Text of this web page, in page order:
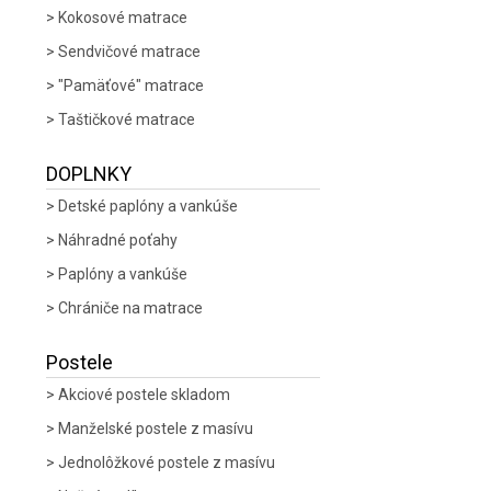
Kokosové matrace
Sendvičové matrace
"Pamäťové" matrace
Taštičkové matrace
DOPLNKY
Detské paplóny a vankúše
Náhradné poťahy
Paplóny a vankúše
Chrániče na matrace
Postele
Akciové postele skladom
Manželské postele z masívu
Jednolôžkové postele z masívu